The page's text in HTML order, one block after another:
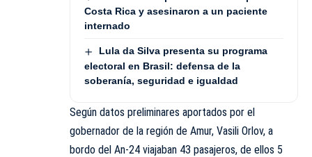
Costa Rica y asesinaron a un paciente
internado
Lula da Silva presenta su programa
electoral en Brasil: defensa de la
soberanía, seguridad e igualdad
Según datos preliminares aportados por el
gobernador de la región de Amur, Vasili Orlov, a
bordo del An-24 viajaban 43 pasajeros, de ellos 5